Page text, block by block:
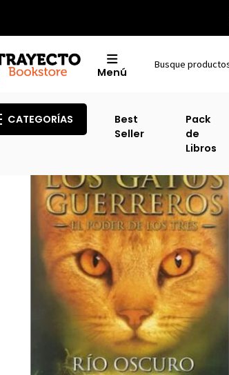
Menú
CATEGORÍAS
Best
Seller
Pack
de
Libros